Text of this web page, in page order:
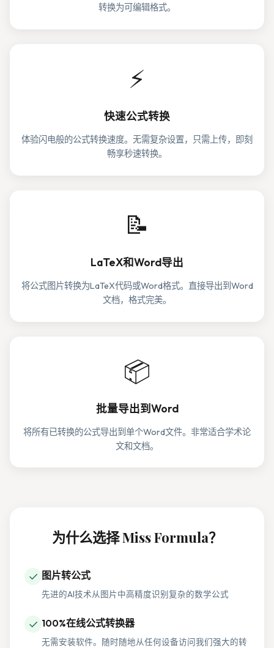
转换为可编辑格式。
⚡
快速公式转换
体验闪电般的公式转换速度。无需复杂设置，只需上传，即刻
畅享秒速转换。
📝
LaTeX和Word导出
将公式图片转换为LaTeX代码或Word格式。直接导出到Word
文档，格式完美。
📦
批量导出到Word
将所有已转换的公式导出到单个Word文件。非常适合学术论
文和文档。
为什么选择 Miss Formula？
✓ 图片转公式
先进的AI技术从图片中高精度识别复杂的数学公式
✓ 100%在线公式转换器
无需安装软件。随时随地从任何设备访问我们强大的转